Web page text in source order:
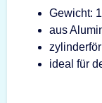
Gewicht:
aus
ideal für